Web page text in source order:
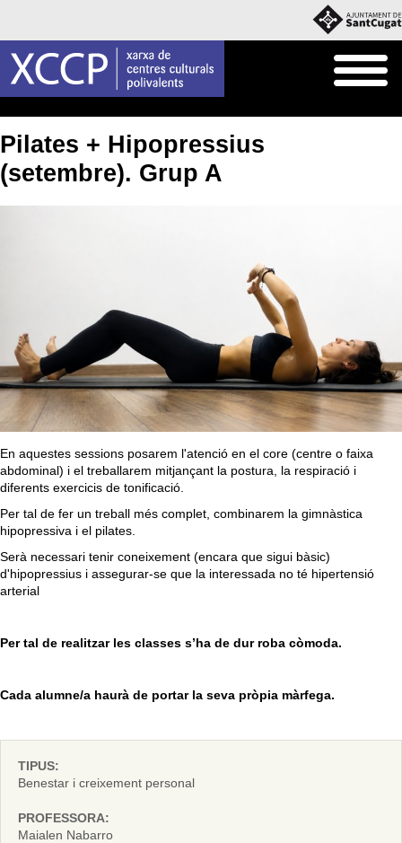
Pilates + Hipopressius
(setembre). Grup A
En aquestes sessions posarem l'atenció en el core (centre o faixa
abdominal) i el treballarem mitjançant la postura, la respiració i
diferents exercicis de tonificació.
Per tal de fer un treball més complet, combinarem la gimnàstica
hipopressiva i el pilates.
Serà necessari tenir coneixement (encara que sigui bàsic)
d'hipopressius i assegurar-se que la interessada no té hipertensió
arterial
Per tal de realitzar les classes s’ha de dur roba còmoda.
Cada alumne/a haurà de portar la seva pròpia màrfega.
TIPUS:
Benestar i creixement personal
PROFESSORA:
Maialen Nabarro